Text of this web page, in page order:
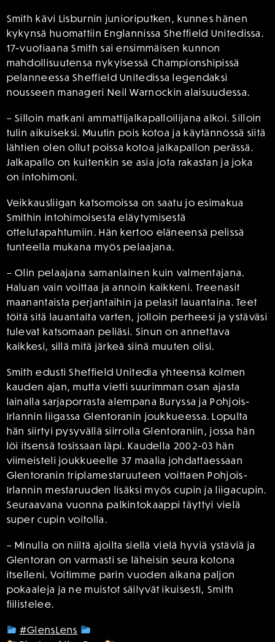
Smith kävi Lisburnin junioriputken, kunnes hänen
kykynsä huomattiin Englannissa Sheffield Unitedissa.
17-vuotiaana Smith sai ensimmäisen kunnon
mahdollisuutensa nykyisessä Championshipissä
pelanneessa Sheffield Unitedissa legendaksi
nousseen manageri Neil Warnockin alaisuudessa.
– Silloin matkani ammattijalkapalloilijana alkoi. Silloin
tulin aikuiseksi. Muutin pois kotoa ja käytännössä siitä
lähtien olen ollut poissa kotoa jalkapallon perässä.
Jalkapallo on kuitenkin se asia jota rakastan ja joka
on intohimoni.
Veikkausliigan katsomoissa on saatu jo esimakua
Smithin intohimoisesta eläytymisestä
ottelutapahtumiin. Hän kertoo eläneensä pelissä
tunteella mukana myös pelaajana.
– Olin pelaajana samanlainen kuin valmentajana.
Haluan vain voittaa ja annoin kaikkeni. Treenasit
maanantaista perjantaihin ja pelasit lauantaina. Teet
töitä sitä lauantaita varten, jolloin perheesi ja ystäväsi
tulevat katsomaan peliäsi. Sinun on annettava
kaikkesi, sillä mitä järkeä siinä muuten olisi.
Smith edusti Sheffield Unitedia yhteensä kolmen
kauden ajan, mutta vietti suurimman osan ajasta
lainalla sarjaporrasta alempana Buryssa ja Pohjois-
Irlannin liigassa Glentoranin joukkueessa. Lopulta
hän siirtyi pysyvällä siirrolla Glentoraniin, jossa hän
löi itsensä tosissaan läpi. Kaudella 2002-03 hän
viimeisteli joukkueelle 37 maalia johdattaessaan
Glentoranin triplamestaruuteen voittaen Pohjois-
Irlannin mestaruuden lisäksi myös cupin ja liigacupin.
Seuraavana vuonna palkintokaappi täyttyi vielä
super cupin voitolla.
– Minulla on niiltä ajoilta siellä vielä hyviä ystäviä ja
Glentoran on varmasti se läheisin seura kotona
itselleni. Voitimme parin vuoden aikana paljon
pokaaleja ja ne muistot säilyvät ikuisesti, Smith
fiilistelee.
#GlensLens